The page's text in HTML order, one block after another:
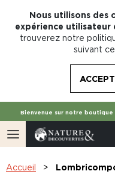
Nous utilisons des
expérience utilisateur
trouverez notre
suivant
Bienvenue sur notre
Accueil